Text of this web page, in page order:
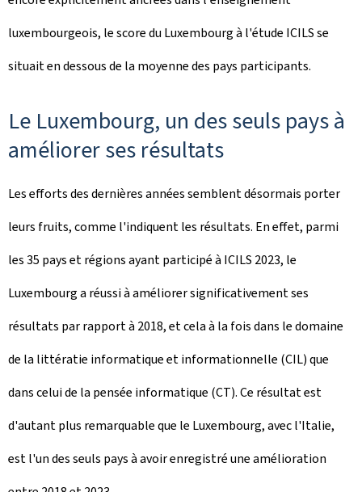
luxembourgeois, le score du Luxembourg à l'étude ICILS se
situait en dessous de la moyenne des pays participants.
Le Luxembourg, un des seuls pays à
améliorer ses résultats
Les efforts des dernières années semblent désormais porter
leurs fruits, comme l'indiquent les résultats. En effet, parmi
les 35 pays et régions ayant participé à ICILS 2023, le
Luxembourg a réussi à améliorer significativement ses
résultats par rapport à 2018, et cela à la fois dans le domaine
de la littératie informatique et informationnelle (CIL) que
dans celui de la pensée informatique (CT). Ce résultat est
d'autant plus remarquable que le Luxembourg, avec l'Italie,
est l'un des seuls pays à avoir enregistré une amélioration